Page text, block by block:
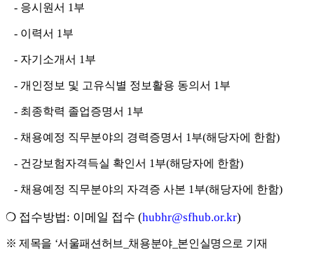
- 응시원서 1 부
- 이력서 1 부
- 자기소개서 1 부
- 개인정보 및 고유식별 정보활용 동의서 1 부
- 최종학력 졸업증명서 1 부
- 채용예정 직무분야의 경력증명서 1 부(해당자에 한함)
- 건강보험자격득실 확인서 1 부(해당자에 한함)
- 채용예정 직무분야의 자격증 사본 1 부(해당자에 한함)
❍ 접수방법: 이메일 접수 (hubhr@sfhub.or.kr)
※제목을 ‘서울패션허브 채용분야_ 본인실명으로 기재